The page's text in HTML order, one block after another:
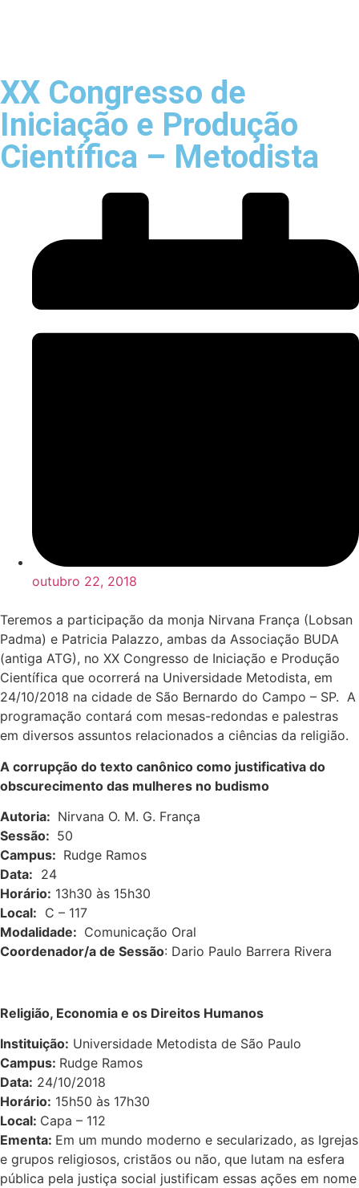
XX Congresso de
Iniciação e Produção
Científica – Metodista
outubro 22, 2018
Teremos a participação da monja Nirvana França (Lobsan
Padma) e Patricia Palazzo, ambas da Associação BUDA
(antiga ATG), no XX Congresso de Iniciação e Produção
Científica que ocorrerá na Universidade Metodista, em
24/10/2018 na cidade de São Bernardo do Campo – SP. A
programação contará com mesas-redondas e palestras
em diversos assuntos relacionados a ciências da religião.
A corrupção do texto canônico como justificativa do
obscurecimento das mulheres no budismo
Autoria: Nirvana O. M. G. França
Sessão: 50
Campus: Rudge Ramos
Data: 24
Horário: 13h30 às 15h30
Local: C – 117
Modalidade: Comunicação Oral
Coordenador/a de Sessão: Dario Paulo Barrera Rivera
Religião, Economia e os Direitos Humanos
Instituição: Universidade Metodista de São Paulo
Campus: Rudge Ramos
Data: 24/10/2018
Horário: 15h50 às 17h30
Local: Capa – 112
Ementa: Em um mundo moderno e secularizado, as Igrejas
e grupos religiosos, cristãos ou não, que lutam na esfera
pública pela justiça social justificam essas ações em nome